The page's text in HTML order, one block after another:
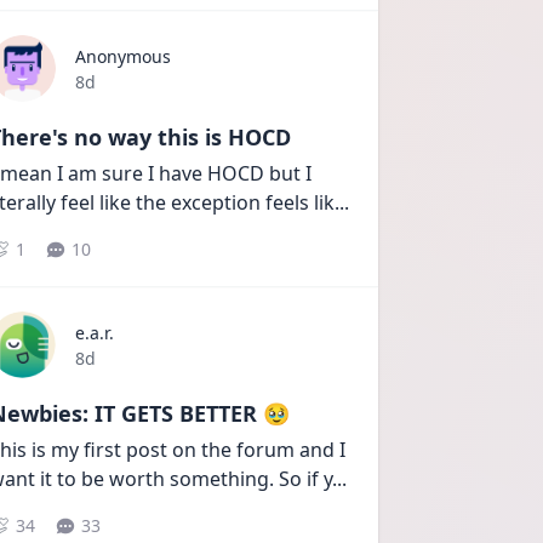
Anonymous
Date posted
8d
no way this is HOCD
I am sure I have HOCD but I
feel like the exception feels lik...
1 10
e.a.r.
Date posted
8d
IT GETS BETTER 🥹
is my first post on the forum and I
it to be worth something. So if y...
34 33